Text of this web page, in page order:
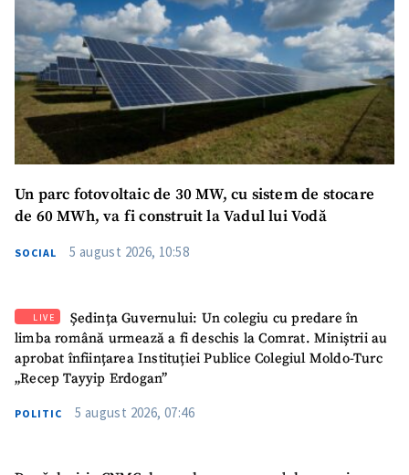
SUSȚINE
Un parc fotovoltaic de 30 MW, cu sistem de stocare
de 60 MWh, va fi construit la Vadul lui Vodă
SOCIAL 5 august 2026, 10:58
LIVE
Ședința Guvernului: Un colegiu cu predare în
limba română urmează a fi deschis la Comrat. Miniștrii au
aprobat înființarea Instituției Publice Colegiul Moldo-Turc
„Recep Tayyip Erdogan”
POLITIC 5 august 2026, 07:46